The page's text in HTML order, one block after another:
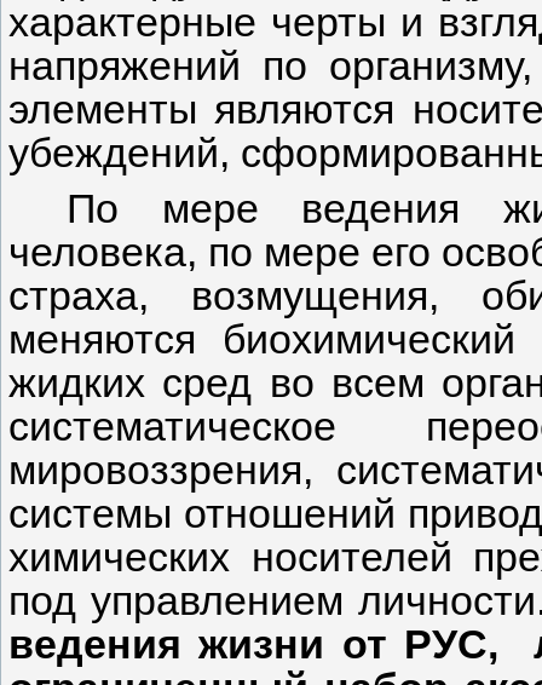
характерные черты и
напряжений по
элементы являются
убеждений,
По мере ведения
человека, по мере его
страха, возмущения,
меняются биохимический
жидких сред во всем
систематическое
мировоззрения,
системы отношений
химических носителей
под управлением
ведения жизни от РУС,